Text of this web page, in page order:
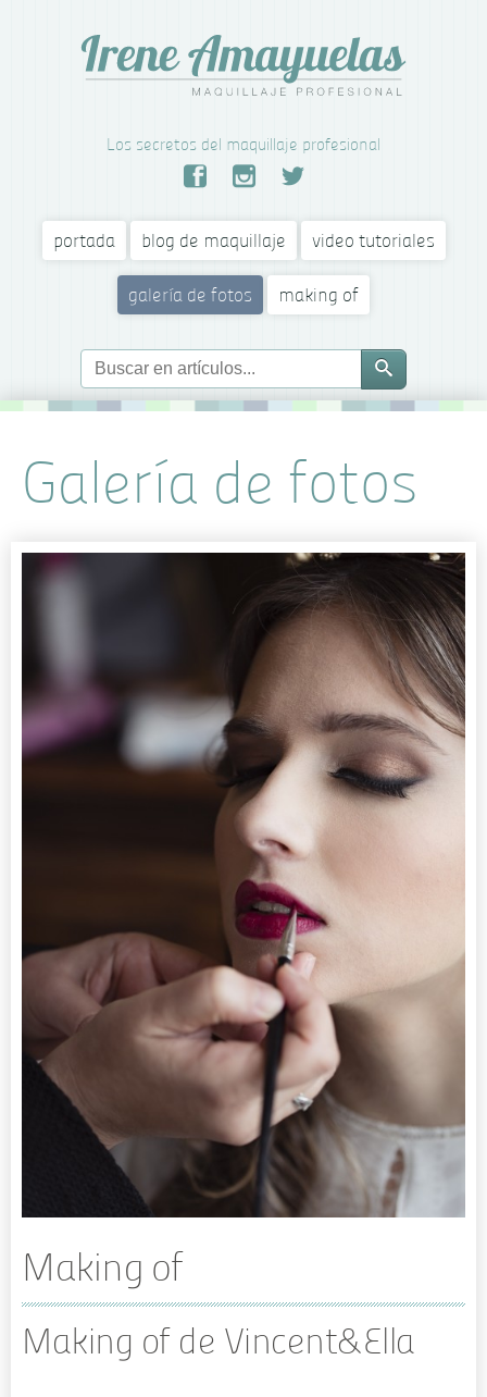
Los secretos del maquillaje profesional
portada blog de maquillaje video tutoriales
galería de fotos making of
Galería de fotos
Making of
Making of de Vincent&Ella